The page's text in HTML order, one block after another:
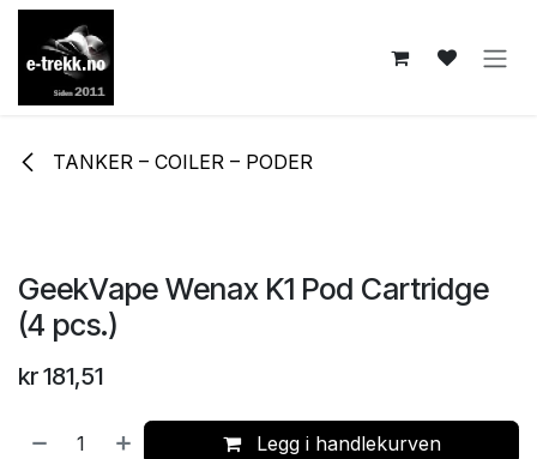
Skip to Content
TANKER – COILER – PODER
GeekVape Wenax K1 Pod Cartridge
(4 pcs.)
kr181,51
Legg i handlekurven